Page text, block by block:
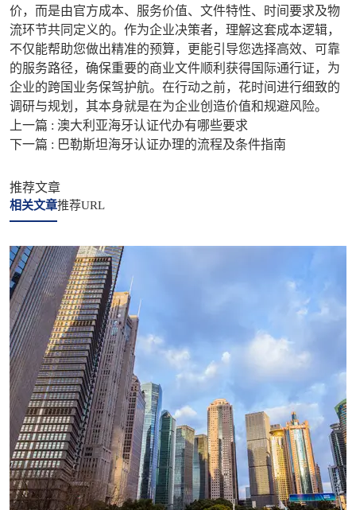
价，而是由官方成本、服务价值、文件特性、时间要求及物
流环节共同定义的。作为企业决策者，理解这套成本逻辑，
不仅能帮助您做出精准的预算，更能引导您选择高效、可靠
的服务路径，确保重要的商业文件顺利获得国际通行证，为
企业的跨国业务保驾护航。在行动之前，花时间进行细致的
调研与规划，其本身就是在为企业创造价值和规避风险。
上一篇 : 澳大利亚海牙认证代办有哪些要求
下一篇 : 巴勒斯坦海牙认证办理的流程及条件指南
推荐文章
相关文章推荐URL